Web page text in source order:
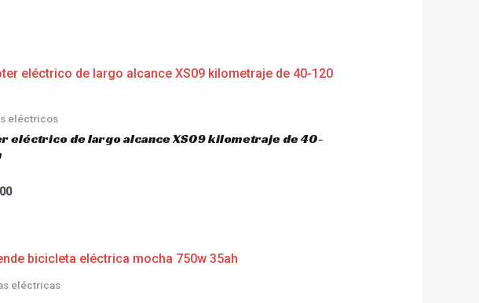
eléctricos
eléctrico de largo alcance XS09 kilometraje de 40-
eléctricas